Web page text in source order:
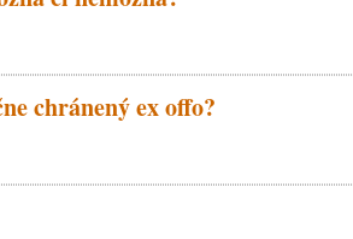
chránený ex offo?